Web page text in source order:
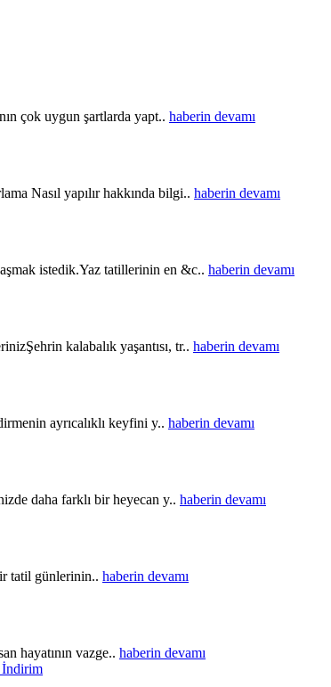
çok uygun şartlarda yapt.. haberin devamı
Nasıl yapılır hakkında bilgi.. haberin devamı
istedik.Yaz tatillerinin en &c.. haberin devamı
kalabalık yaşantısı, tr.. haberin devamı
ayrıcalıklı keyfini y.. haberin devamı
daha farklı bir heyecan y.. haberin devamı
tatil günlerinin.. haberin devamı
hayatının vazge.. haberin devamı